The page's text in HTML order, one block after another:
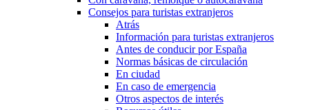
Consejos para turistas extranjeros
Atrás
Información para turistas extranjeros
Antes de conducir por España
Normas básicas de circulación
En ciudad
En caso de emergencia
Otros aspectos de interés